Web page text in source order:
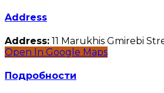
Address
Address: 11 Marukhis Gmirebi
Open In Google Maps
Подробности